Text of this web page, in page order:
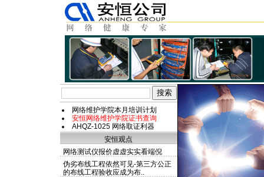
网络维护学院本月培训计划
安恒网络维护学院证书查询
AHQZ-1025 网络取证利器
安恒观点
网络测试仪报价虚虚实实看端倪
伪劣布线工程依然可见-第三方公正
的布线工程验收应成为布..